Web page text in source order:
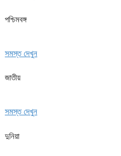
পশ্চিমবঙ্গ
সমস্ত দেখুন
জাতীয়
সমস্ত দেখুন
দুনিয়া